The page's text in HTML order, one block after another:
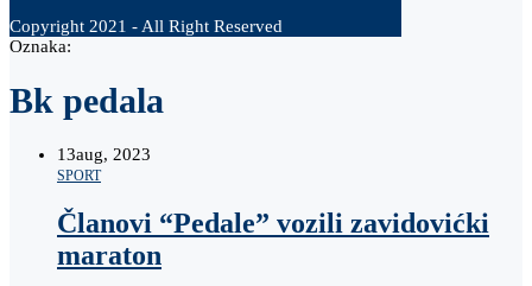
Copyright 2021 - All Right Reserved
Oznaka:
Bk pedala
13aug, 2023
SPORT
Članovi “Pedale” vozili zavidovićki
maraton